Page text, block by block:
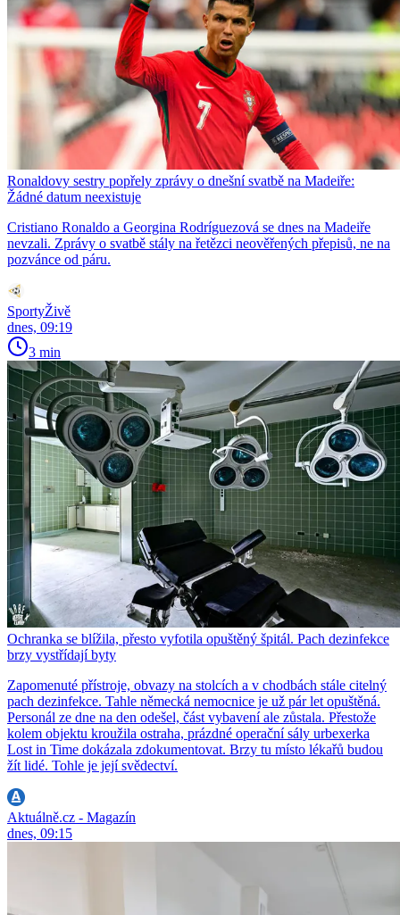
Ronaldovy sestry popřely zprávy o dnešní svatbě na Madeiře:
Žádné datum neexistuje
Cristiano Ronaldo a Georgina Rodríguezová se dnes na Madeiře
nevzali. Zprávy o svatbě stály na řetězci neověřených přepisů, ne na
pozvánce od páru.
SportyŽivě
dnes, 09:19
3 min
Ochranka se blížila, přesto vyfotila opuštěný špitál. Pach dezinfekce
brzy vystřídají byty
Zapomenuté přístroje, obvazy na stolcích a v chodbách stále citelný
pach dezinfekce. Tahle německá nemocnice je už pár let opuštěná.
Personál ze dne na den odešel, část vybavení ale zůstala. Přestože
kolem objektu kroužila ostraha, prázdné operační sály urbexerka
Lost in Time dokázala zdokumentovat. Brzy tu místo lékařů budou
žít lidé. Tohle je její svědectví.
Aktuálně.cz - Magazín
dnes, 09:15